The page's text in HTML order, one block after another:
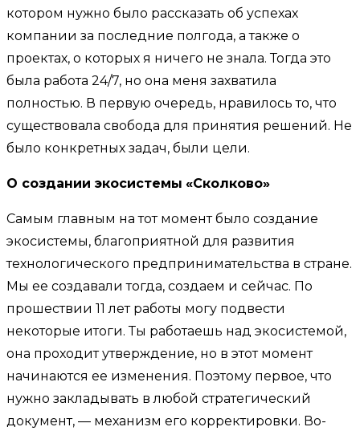
котором нужно было рассказать об успехах
компании за последние полгода, а также о
проектах, о которых я ничего не знала. Тогда это
была работа 24/7, но она меня захватила
полностью. В первую очередь, нравилось то, что
существовала свобода для принятия решений. Не
было конкретных задач, были цели.
О создании экосистемы «Сколково»
Самым главным на тот момент было создание
экосистемы, благоприятной для развития
технологического предпринимательства в стране.
Мы ее создавали тогда, создаем и сейчас. По
прошествии 11 лет работы могу подвести
некоторые итоги. Ты работаешь над экосистемой,
она проходит утверждение, но в этот момент
начинаются ее изменения. Поэтому первое, что
нужно закладывать в любой стратегический
документ, — механизм его корректировки. Во-